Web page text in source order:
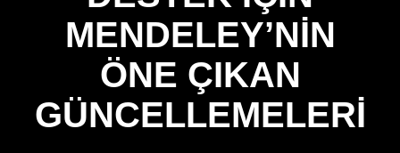
MENDELEY’NIN
ÖNE ÇIKAN
GÜNCELLEMELERI